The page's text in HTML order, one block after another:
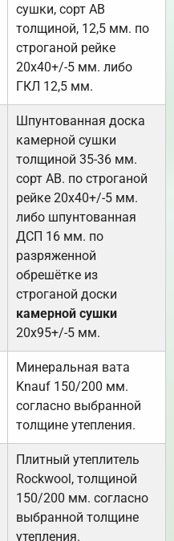
сушки, сорт АВ
толщиной, 12,5 мм. по
строганой рейке
20х40+/-5 мм. либо
ГКЛ 12,5 мм.
Шпунтованная доска
камерной сушки
толщиной 35-36 мм.
сорт АВ. по строганой
рейке 20х40+/-5 мм.
либо шпунтованная
ДСП 16 мм. по
разряженной
обрешётке из
строганой доски
камерной сушки
20х95+/-5 мм.
Минеральная вата
Knauf 150/200 мм.
согласно выбранной
толщине утепления.
Плитный утеплитель
Rockwool, толщиной
150/200 мм. согласно
выбранной толщине
утепления.